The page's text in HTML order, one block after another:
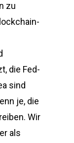
zu
die Fed-
sind
je, die
Wir
als